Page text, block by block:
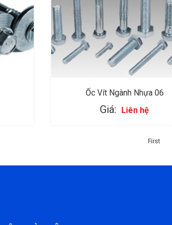
Ốc Vít Ngành Nhựa 06
Giá: Liên hệ
First